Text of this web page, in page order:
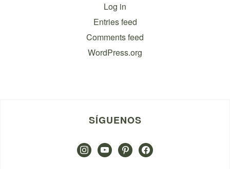
Log in
Entries feed
Comments feed
WordPress.org
SÍGUENOS
instagramyoutubepinterestfacebook